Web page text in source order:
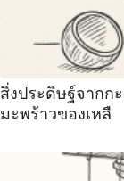
สิ่งประดิษฐ์จากก
มะพร้าวของเหลื